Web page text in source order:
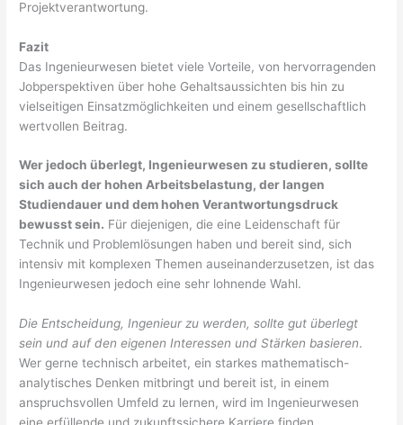
Projektverantwortung.
Fazit
Das Ingenieurwesen bietet viele Vorteile, von hervorragenden
Jobperspektiven über hohe Gehaltsaussichten bis hin zu
vielseitigen Einsatzmöglichkeiten und einem gesellschaftlich
wertvollen Beitrag.
Wer jedoch überlegt, Ingenieurwesen zu studieren, sollte
sich auch der hohen Arbeitsbelastung, der langen
Studiendauer und dem hohen Verantwortungsdruck
bewusst sein. Für diejenigen, die eine Leidenschaft für
Technik und Problemlösungen haben und bereit sind, sich
intensiv mit komplexen Themen auseinanderzusetzen, ist das
Ingenieurwesen jedoch eine sehr lohnende Wahl.
Die Entscheidung, Ingenieur zu werden, sollte gut überlegt
sein und auf den eigenen Interessen und Stärken basieren.
Wer gerne technisch arbeitet, ein starkes mathematisch-
analytisches Denken mitbringt und bereit ist, in einem
anspruchsvollen Umfeld zu lernen, wird im Ingenieurwesen